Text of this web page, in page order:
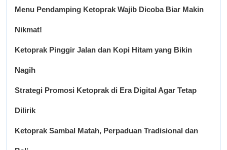
Menu Pendamping Ketoprak Wajib Dicoba Biar Makin
Nikmat!
Ketoprak Pinggir Jalan dan Kopi Hitam yang Bikin
Nagih
Strategi Promosi Ketoprak di Era Digital Agar Tetap
Dilirik
Ketoprak Sambal Matah, Perpaduan Tradisional dan